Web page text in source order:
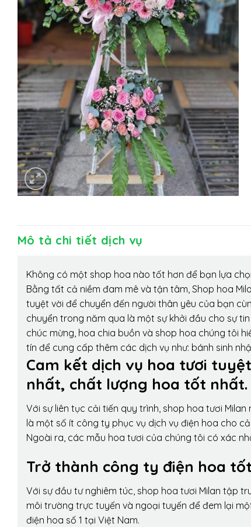
Mô tả chi tiết dịch vụ
Không có một shop hoa nào tốt hơn để bạn lựa
Bằng tất cả niềm đam mê và tận tâm, Shop hoa
tuyệt vời để chuyển đến người thân yêu của bạn
chuyển trong năm qua là một sự khởi đầu cho sự
chúc mừng, hoa chia buồn và shop hoa chúng tôi
tín để cung cấp thêm các dịch vụ như: bánh sinh
Cam kết dịch vụ hoa tươi
nhất, chất lượng hoa tốt nhất.
Với sự liên tục cải tiến quy trình, shop hoa tươi Milan
là một số ít công ty phục vụ dịch vụ điện hoa cho
Ngoài ra, các mẫu hoa tươi của chúng tôi có xác
Trở thành công ty điện hoa
Với sự đầu tư nghiêm túc, shop hoa tươi Milan tập
môi trường trực tuyến và ngoại tuyến để đem lại
điện hoa số 1 tại Việt Nam.